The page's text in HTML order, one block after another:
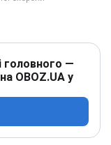
головного —
OBOZ.UA у